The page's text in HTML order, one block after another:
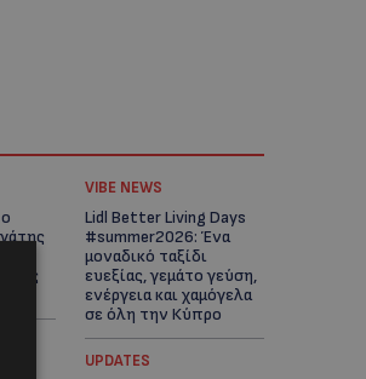
της
VIBE NEWS
Lidl Better Living Days
#summer2026: Ένα
μοναδικό ταξίδι
ευεξίας, γεμάτο γεύση,
ενέργεια και χαμόγελα
σε όλη την Κύπρο
UPDATES